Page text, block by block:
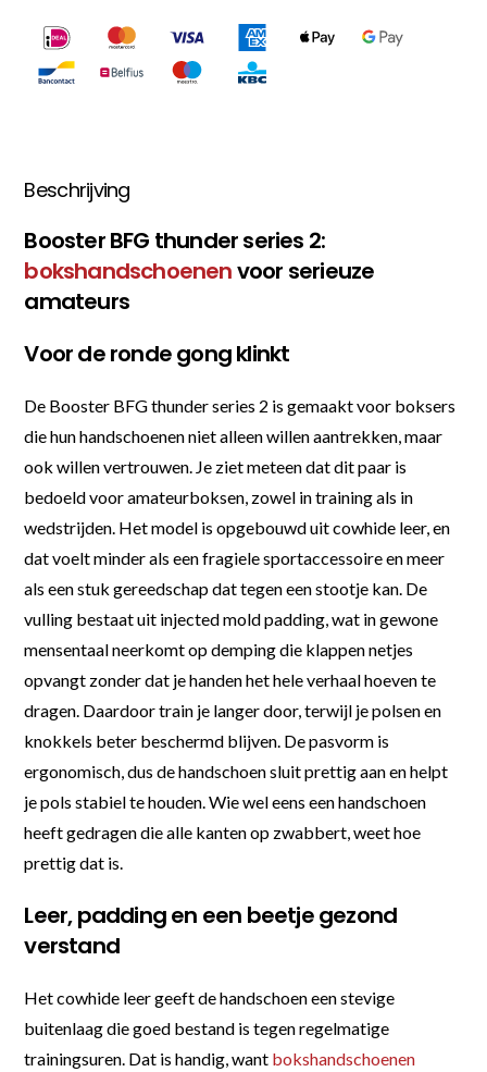
Beschrijving
Booster BFG thunder series 2:
bokshandschoenenvoor serieuze
amateurs
Voor de ronde gong klinkt
De Booster BFG thunder series 2 is gemaakt voor boksers
die hun handschoenen niet alleen willen aantrekken, maar
ook willen vertrouwen. Je ziet meteen dat dit paar is
bedoeld voor amateurboksen, zowel in training als in
wedstrijden. Het model is opgebouwd uit cowhide leer, en
dat voelt minder als een fragiele sportaccessoire en meer
als een stuk gereedschap dat tegen een stootje kan. De
vulling bestaat uit injected mold padding, wat in gewone
mensentaal neerkomt op demping die klappen netjes
opvangt zonder dat je handen het hele verhaal hoeven te
dragen. Daardoor train je langer door, terwijl je polsen en
knokkels beter beschermd blijven. De pasvorm is
ergonomisch, dus de handschoen sluit prettig aan en helpt
je pols stabiel te houden. Wie wel eens een handschoen
heeft gedragen die alle kanten op zwabbert, weet hoe
prettig dat is.
Leer, padding en een beetje gezond
verstand
Het cowhide leer geeft de handschoen een stevige
buitenlaag die goed bestand is tegen regelmatige
trainingsuren. Dat is handig, want bokshandschoenen